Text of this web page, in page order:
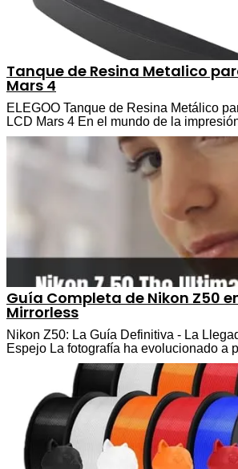
Tanque de Resina Metalico
Mars 4
ELEGOO Tanque de Resina Metálico
LCD Mars 4 En el mundo de la
Guía Completa de Nikon Z50
Mirrorless
Nikon Z50: La Guía Definitiva - La
Espejo La fotografía ha evolucionado a